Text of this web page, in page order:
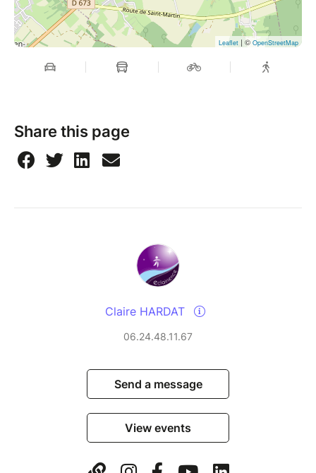
Leaflet | © OpenStreetMap
Share this page
Claire HARDAT
06.24.48.11.67
Send a message
View events